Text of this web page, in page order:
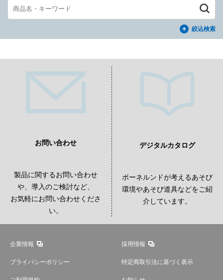
絞込検索
お問い合わせ
製品に関するお問い合わせ
や、導入のご検討など、
お気軽にお問い合わせくださ
い。
デジタルカタログ
ボーネルンドが考えるあそび
環境やあそび道具などをご紹
介しています。
企業情報 採用情報
プライバシーポリシー 特定商取引法に基づく表示